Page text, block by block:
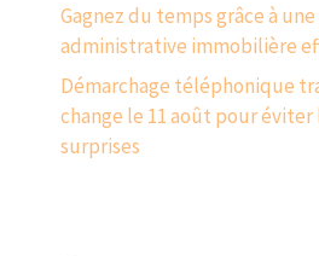
Gagnez du temps grâce à
administrative immobilière
Démarchage téléphonique
change le 11 août pour éviter
surprises